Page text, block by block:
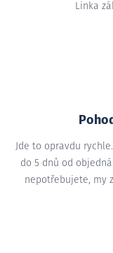
Linka
Jde to opravdu
do 5 dnů od
nepotřebujete, my